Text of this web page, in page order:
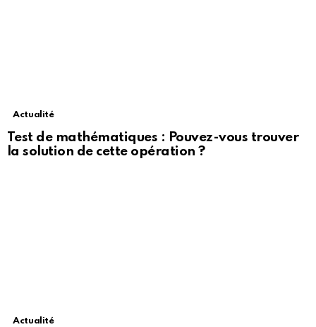
Actualité
Test de mathématiques : Pouvez-vous trouver
la solution de cette opération ?
Actualité